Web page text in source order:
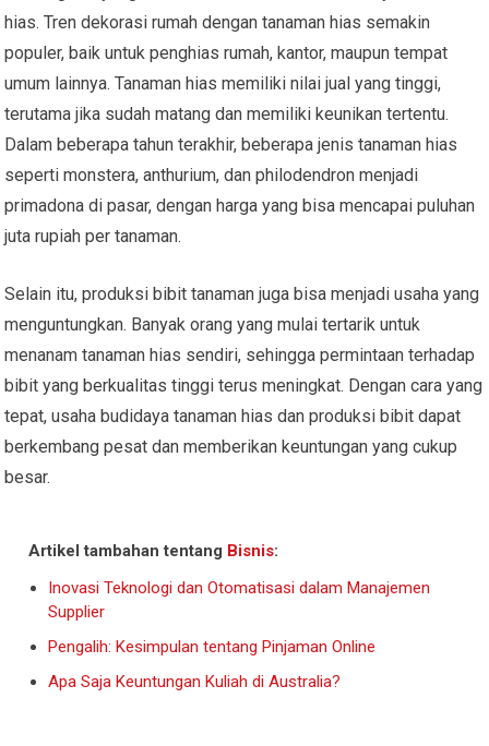
hias. Tren dekorasi rumah dengan tanaman hias semakin
populer, baik untuk penghias rumah, kantor, maupun tempat
umum lainnya. Tanaman hias memiliki nilai jual yang tinggi,
terutama jika sudah matang dan memiliki keunikan tertentu.
Dalam beberapa tahun terakhir, beberapa jenis tanaman hias
seperti monstera, anthurium, dan philodendron menjadi
primadona di pasar, dengan harga yang bisa mencapai puluhan
juta rupiah per tanaman.
Selain itu, produksi bibit tanaman juga bisa menjadi usaha yang
menguntungkan. Banyak orang yang mulai tertarik untuk
menanam tanaman hias sendiri, sehingga permintaan terhadap
bibit yang berkualitas tinggi terus meningkat. Dengan cara yang
tepat, usaha budidaya tanaman hias dan produksi bibit dapat
berkembang pesat dan memberikan keuntungan yang cukup
besar.
Artikel tambahan tentang Bisnis:
Inovasi Teknologi dan Otomatisasi dalam Manajemen
Supplier
Pengalih: Kesimpulan tentang Pinjaman Online
Apa Saja Keuntungan Kuliah di Australia?